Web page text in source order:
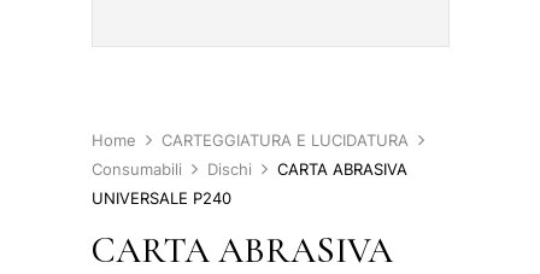
Home
CARTEGGIATURA E LUCIDATURA
Consumabili
Dischi
CARTA ABRASIVA
UNIVERSALE P240
CARTA ABRASIVA